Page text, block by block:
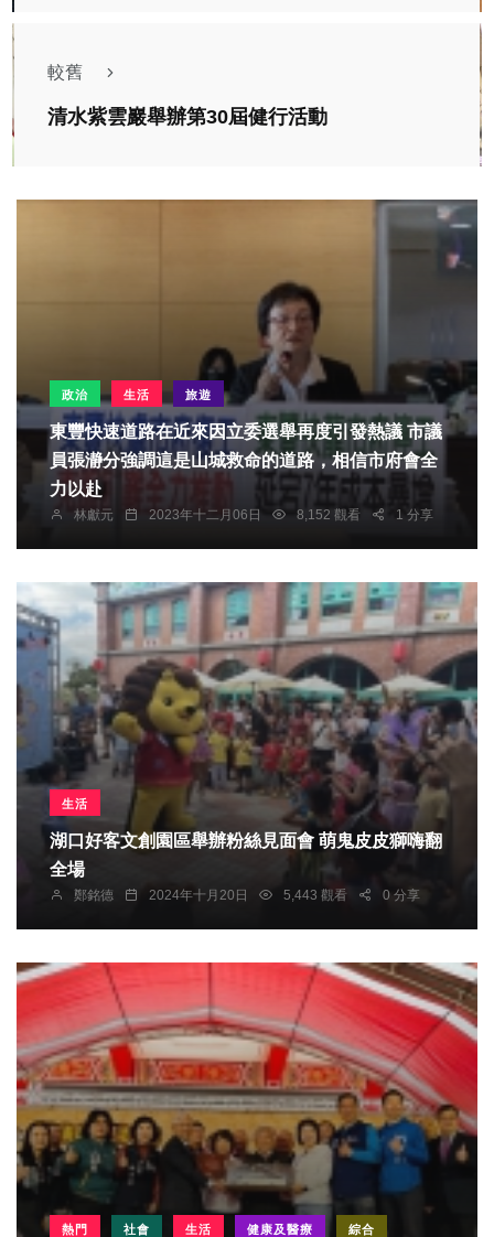
較舊
清水紫雲巖舉辦第30屆健行活動
政治 生活 旅遊
東豐快速道路在近來因立委選舉再度引發熱議 市議
員張瀞分強調這是山城救命的道路，相信市府會全
力以赴
林獻元 2023年十二月06日 8,152 觀看 1 分享
生活
湖口好客文創園區舉辦粉絲見面會 萌鬼皮皮獅嗨翻
全場
鄭銘德 2024年十月20日 5,443 觀看 0 分享
熱門 社會 生活 健康及醫療 綜合